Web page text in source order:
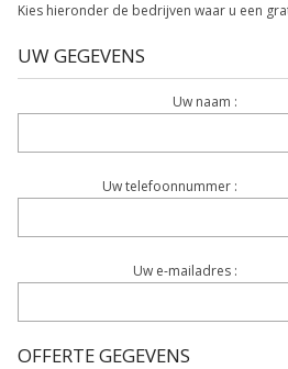
Kies hieronder de bedrijven waar u een
UW GEGEVENS
Uw naam :
Uw telefoonnummer :
Uw e-mailadres :
OFFERTE GEGEVENS